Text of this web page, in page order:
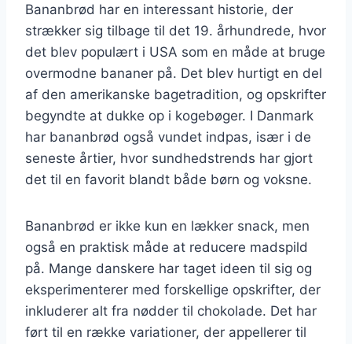
Bananbrød har en interessant historie, der
strækker sig tilbage til det 19. århundrede, hvor
det blev populært i USA som en måde at bruge
overmodne bananer på. Det blev hurtigt en del
af den amerikanske bagetradition, og opskrifter
begyndte at dukke op i kogebøger. I Danmark
har bananbrød også vundet indpas, især i de
seneste årtier, hvor sundhedstrends har gjort
det til en favorit blandt både børn og voksne.
Bananbrød er ikke kun en lækker snack, men
også en praktisk måde at reducere madspild
på. Mange danskere har taget ideen til sig og
eksperimenterer med forskellige opskrifter, der
inkluderer alt fra nødder til chokolade. Det har
ført til en række variationer, der appellerer til